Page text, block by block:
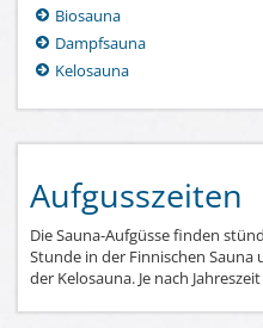
Biosauna
Dampfsauna
Kelosauna
Aufgusszeiten
Die Sauna-Aufgüsse finden
Stunde in der Finnischen
der Kelosauna. Je nach